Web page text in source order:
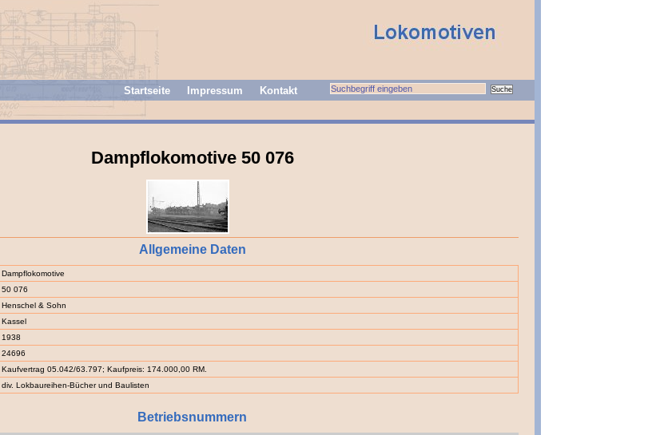
Startseite Impressum Kontakt
Dampflokomotive 50 076
Allgemeine Daten
Dampflokomotive
50 076
Henschel & Sohn
Kassel
1938
24696
Kaufvertrag 05.042/63.797; Kaufpreis: 174.000,00 RM.
div. Lokbaureihen-Bücher und Baulisten
Betriebsnummern